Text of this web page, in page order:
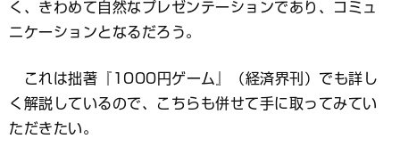
く、きわめて自然なプレゼンテーションであり、コミュ
ニケーションとなるだろう。
これは拙著『1000円ゲーム』（経済界刊）でも詳し
く解説しているので、こちらも併せて手に取ってみてい
ただきたい。